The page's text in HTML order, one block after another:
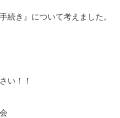
き』について考えました。
い！！